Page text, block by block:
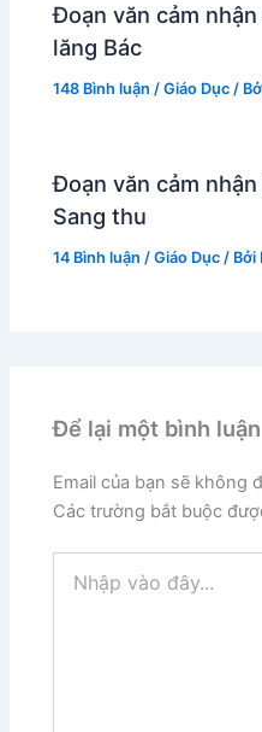
Đoạn văn cảm
lăng Bác
148 Bình luận /Giáo Dục /
Đoạn văn cảm
Sang thu
14 Bình luận /Giáo Dục / Bởi
Để lại một bình luận
Email của bạn sẽ không
Các trường bắt buộc
vào